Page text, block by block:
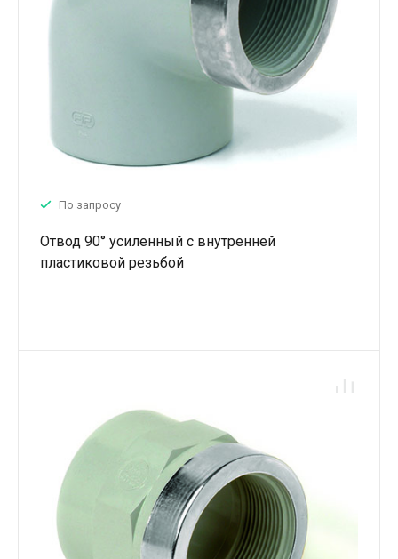
По запросу
Отвод 90° усиленный с внутренней
пластиковой резьбой